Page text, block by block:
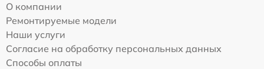
О компании
Ремонтируемые модели
Наши услуги
Согласие на обработку персональных данных
Способы оплаты